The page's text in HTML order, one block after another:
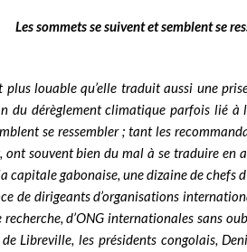
Les sommets se suivent et semblent se
plus louable qu’elle traduit aussi une
du dérèglement climatique parfois lié à
se ressembler ; tant les
ont souvent bien du mal à se traduire en
capitale gabonaise, une dizaine de chefs
de dirigeants d’organisations
d’ONG internationales sans
Libreville, les présidents congolais,